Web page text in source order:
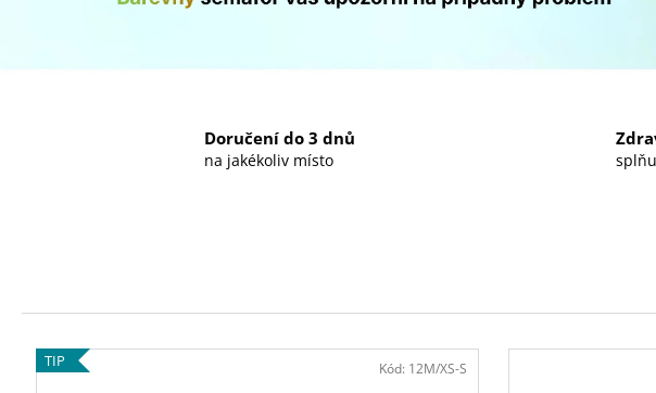
e
o
d
ě
Doručení do 3 dnů
na jakékoliv místo
TIP Kód: 12M/XS-S